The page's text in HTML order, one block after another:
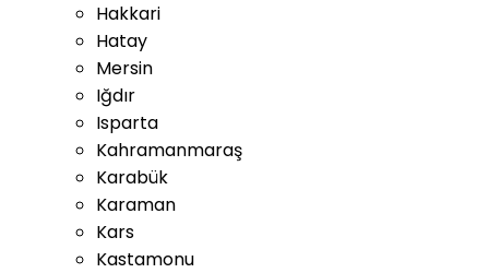
Hakkari
Hatay
Mersin
Iğdır
Isparta
Kahramanmaraş
Karabük
Karaman
Kars
Kastamonu